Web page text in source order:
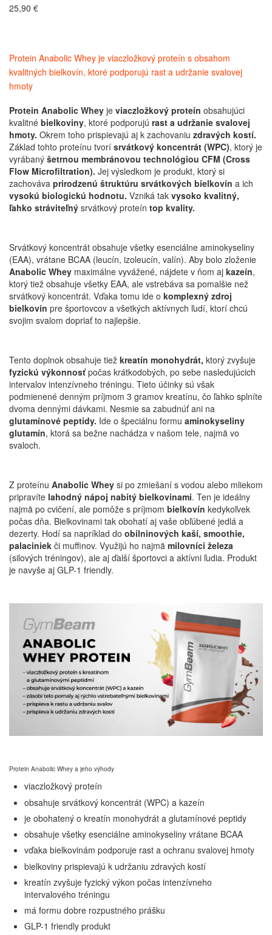
25,90 €
Protein Anabolic Whey je viaczložkový proteín s obsahom
kvalitných bielkovín, ktoré podporujú rast a udržanie svalovej
hmoty
Protein Anabolic Whey je viaczložkový proteín obsahujúci
kvalitné bielkoviny, ktoré podporujú rast a udržanie svalovej
hmoty. Okrem toho prispievajú aj k zachovaniu zdravých kostí.
Základ tohto proteínu tvorí srvátkový koncentrát (WPC), ktorý je
vyrábaný šetrnou membránovou technológiou CFM (Cross
Flow Microfiltration). Jej výsledkom je produkt, ktorý si
zachováva prirodzenú štruktúru srvátkových bielkovín a ich
vysokú biologickú hodnotu. Vzniká tak vysoko kvalitný,
ľahko stráviteľný srvátkový proteín top kvality.
Srvátkový koncentrát obsahuje všetky esenciálne aminokyseliny
(EAA), vrátane BCAA (leucín, izoleucín, valín). Aby bolo zloženie
Anabolic Whey maximálne vyvážené, nájdete v ňom aj kazeín,
ktorý tiež obsahuje všetky EAA, ale vstrebáva sa pomalšie než
srvátkový koncentrát. Vďaka tomu ide o komplexný zdroj
bielkovín pre športovcov a všetkých aktívnych ľudí, ktorí chcú
svojim svalom dopriať to najlepšie.
Tento doplnok obsahuje tiež kreatín monohydrát, ktorý zvyšuje
fyzickú výkonnosťpočas krátkodobých, po sebe nasledujúcich
intervalov intenzívneho tréningu. Tieto účinky sú však
podmienené denným príjmom 3 gramov kreatínu, čo ľahko splníte
dvoma dennými dávkami. Nesmie sa zabudnúť ani na
glutamínové peptidy. Ide o špeciálnu formu aminokyseliny
glutamín, ktorá sa bežne nachádza v našom tele, najmä vo
svaloch.
Z proteínu Anabolic Whey si po zmiešaní s vodou alebo mliekom
pripravíte lahodný nápoj nabitý bielkovinami. Ten je ideálny
najmä po cvičení, ale pomôže s príjmom bielkovín kedykoľvek
počas dňa. Bielkovinami tak obohatí aj vaše obľúbené jedlá a
dezerty. Hodí sa napríklad do obilninových kaší, smoothie,
palaciniek či muffinov. Využijú ho najmä milovníci železa
(silových tréningov), ale aj ďalší športovci a aktívni ľudia. Produkt
je navyše aj GLP-1 friendly.
Protein Anabolic Whey a jeho výhody
viaczložkový proteín
obsahuje srvátkový koncentrát (WPC) a kazeín
je obohatený o kreatín monohydrát a glutamínové peptidy
obsahuje všetky esenciálne aminokyseliny vrátane BCAA
vďaka bielkovinám podporuje rast a ochranu svalovej hmoty
bielkoviny prispievajú k udržaniu zdravých kostí
kreatín zvyšuje fyzický výkon počas intenzívneho
intervalového tréningu
má formu dobre rozpustného prášku
GLP-1 friendly produkt